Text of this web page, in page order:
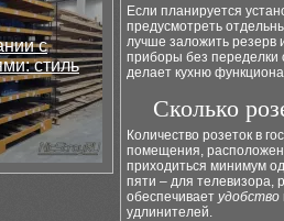
с
стиль
Если планируется
предусмотреть
лучше заложить резерв
приборы без
делает кухню
Сколько
Количество розеток в
помещения,
приходиться минимум
пяти – для телевизора,
обеспечивает удобство
удлинителей.